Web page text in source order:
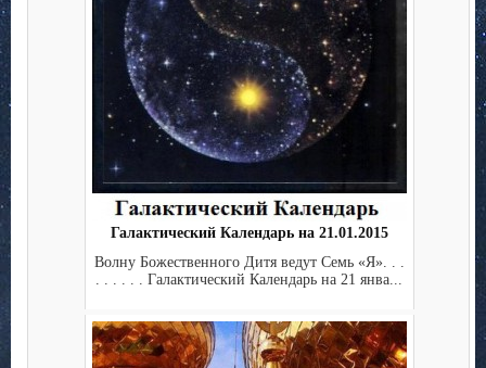
Галактический Календарь на 21.01.2015
Волну Божественного Дитя ведут Семь «Я». . .
. . . . . . Галактический Календарь на 21 янва...